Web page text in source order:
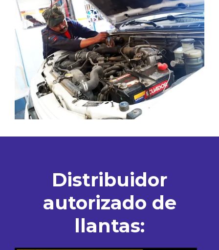
Distribuidor
autorizado de
llantas: